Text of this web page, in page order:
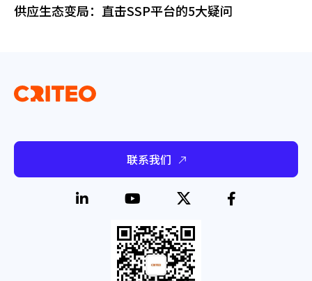
供应生态变局：直击SSP平台的5大疑问
联系我们